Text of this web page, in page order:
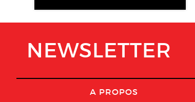
NEWSLETTER
A PROPOS